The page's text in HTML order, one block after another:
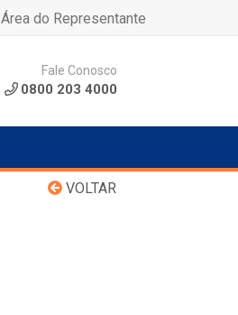
Área do Representante
Fale Conosco
0800 203 4000
VOLTAR